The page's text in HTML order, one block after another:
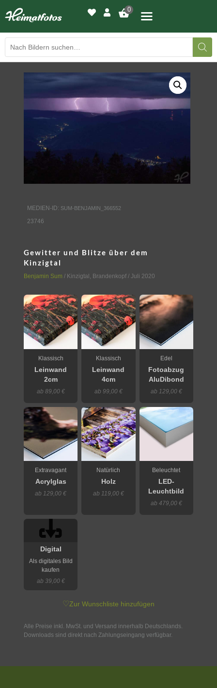
0
BILDERGALERIE
DRUCKQUALITÄTEN
LED-LEUCHTBILDER
WIR DRUCKEN IHR BILD
AUSSTELLUNGEN
KONTAKT
MEDIEN-ID: SUM-BENJAMIN_366552
23746
Gewitter und Blitze über dem
Kinzigtal
Benjamin Sum / Kinzigtal , Brandenkopf / Juli 2020
Klassisch
Leinwand
2cm
ab 89,00 €
Klassisch
Leinwand
4cm
ab 99,00 €
Edel
Fotoabzug
AluDibond
ab 129,00 €
Extravagant
Acrylglas
ab 129,00 €
Natürlich
Holz
ab 119,00 €
Beleuchtet
LED-
Leuchtbild
ab 479,00 €
Digital
Als digitales Bild
kaufen
ab 39,00 €
♡Zur Wunschliste hinzufügen
Alle Preise inkl. MwSt. und Versand innerhalb Deutschlands.
Downloads sind direkt nach Zahlungseingang verfügbar.